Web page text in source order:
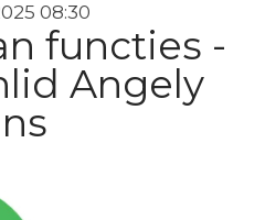
08:30
functies -
Angely